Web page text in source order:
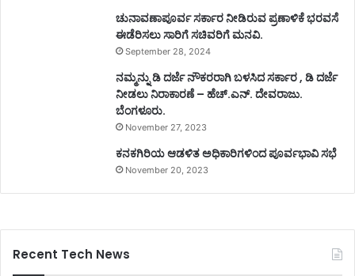
ಚುನಾವಣಾಪೂರ್ವ ಸರ್ಕಾರ ನೀಡಿರುವ ಪ್ರಣಾಳಿಕೆ ಭರವಸೆ
ಈಡೆರಿಸಲು ಸಾರಿಗೆ ಸಚಿವರಿಗೆ ಮನವಿ.
September 28, 2024
ನಮ್ಮನ್ನು ಡಿ ದರ್ಜೆ ನೌಕರರಾಗಿ ಬಳಸಿದ ಸರ್ಕಾರ , ಡಿ ದರ್ಜೆ
ನೀಡಲು ನಿರಾಕಾರಣೆ – ಹೆಚ್.ಎನ್. ದೇವರಾಜು.
ಬೆಂಗಳೂರು.
November 27, 2023
ಕನಕಗಿರಿಯ ಆಡಳಿತ ಅಧಿಕಾರಿಗಳಿಂದ ಪೂರ್ವಭಾವಿ ಸಭೆ
November 20, 2023
Recent Tech News